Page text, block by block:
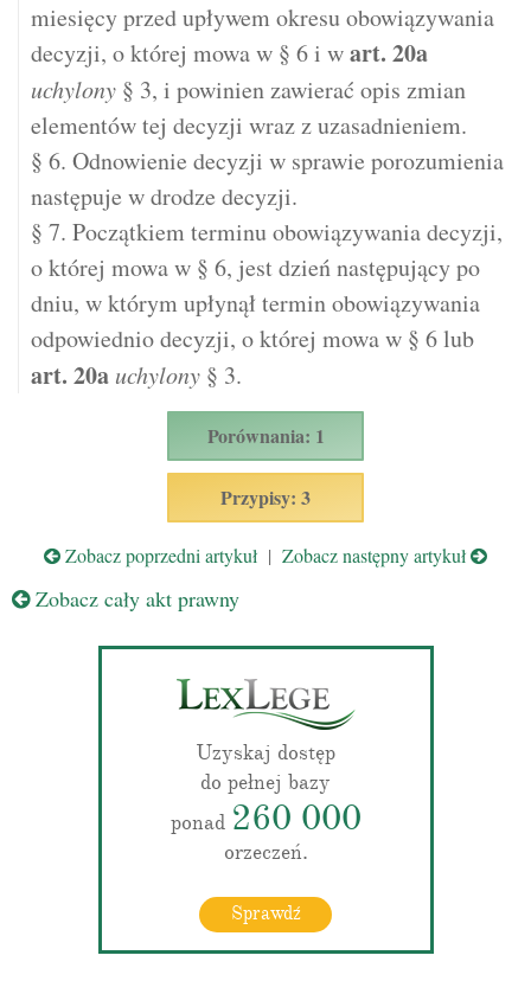
miesięcy przed upływem okresu obowiązywania
decyzji, o której mowa w § 6 i wart. 20a
uchylony § 3, i powinien zawierać opis zmian
elementów tej decyzji wraz z uzasadnieniem.
§ 6. Odnowienie decyzji w sprawie porozumienia
następuje w drodze decyzji.
§ 7. Początkiem terminu obowiązywania decyzji,
o której mowa w § 6, jest dzień następujący po
dniu, w którym upłynął termin obowiązywania
odpowiednio decyzji, o której mowa w § 6 lub
art. 20a uchylony § 3.
Porównania: 1
Przypisy: 3
Zobacz poprzedni artykuł | Zobacz następny artykuł
Zobacz cały akt prawny
Uzyskaj dostęp
do pełnej bazy
ponad 260 000
orzeczeń.
Sprawdź